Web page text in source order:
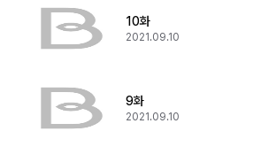
10화
2021.09.10
9화
2021.09.10